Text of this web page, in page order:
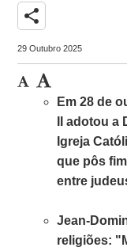
share
29 Outubro 2025
Em 28 de
II adotou
Igreja
que pôs
entre
Jean-
religiões: